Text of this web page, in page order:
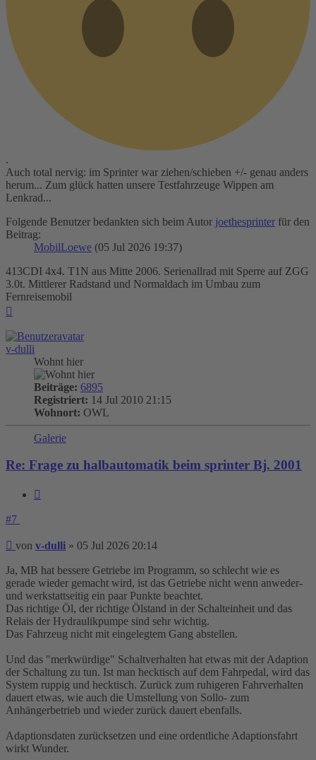
.
Auch total nervig: im Sprinter war ziehen/schieben +/- genau anders
herum... Zum glück hatten unsere Testfahrzeuge Wippen am
Lenkrad...
Folgende Benutzer bedankten sich beim Autor joethesprinter für den
Beitrag:
MobilLoewe (05 Jul 2026 19:37)
413CDI 4x4. T1N aus Mitte 2006. Serienallrad mit Sperre auf ZGG
3.0t. Mittlerer Radstand und Normaldach im Umbau zum
Fernreisemobil
v-dulli
Wohnt hier
Beiträge: 6895
Registriert: 14 Jul 2010 21:15
Wohnort: OWL
Galerie
Re: Frage zu halbautomatik beim sprinter Bj. 2001
#7
Beitrag
von v-dulli » 05 Jul 2026 20:14
Ja, MB hat bessere Getriebe im Programm, so schlecht wie es
gerade wieder gemacht wird, ist das Getriebe nicht wenn anweder-
und werkstattseitig ein paar Punkte beachtet.
Das richtige Öl, der richtige Ölstand in der Schalteinheit und das
Relais der Hydraulikpumpe sind sehr wichtig.
Das Fahrzeug nicht mit eingelegtem Gang abstellen.
Und das "merkwürdige" Schaltverhalten hat etwas mit der Adaption
der Schaltung zu tun. Ist man hecktisch auf dem Fahrpedal, wird das
System ruppig und hecktisch. Zurück zum ruhigeren Fahrverhalten
dauert etwas, wie auch die Umstellung von Sollo- zum
Anhängerbetrieb und wieder zurück dauert ebenfalls.
Adaptionsdaten zurücksetzen und eine ordentliche Adaptionsfahrt
wirkt Wunder.